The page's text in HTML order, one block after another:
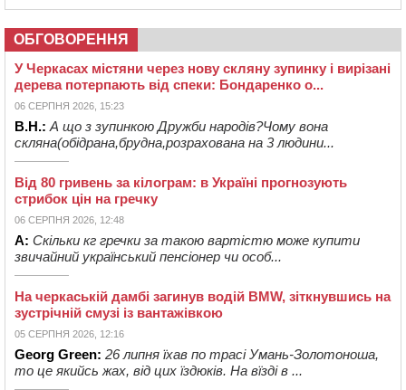
ОБГОВОРЕННЯ
У Черкасах містяни через нову скляну зупинку і вирізані
дерева потерпають від спеки: Бондаренко о...
06 СЕРПНЯ 2026, 15:23
В.Н.: А що з зупинкою Дружби народів?Чому вона
скляна(обідрана,брудна,розрахована на 3 людини...
Від 80 гривень за кілограм: в Україні прогнозують
стрибок цін на гречку
06 СЕРПНЯ 2026, 12:48
А: Скільки кг гречки за такою вартістю може купити
звичайний український пенсіонер чи особ...
На черкаській дамбі загинув водій BMW, зіткнувшись на
зустрічній смузі із вантажівкою
05 СЕРПНЯ 2026, 12:16
Georg Green: 26 липня їхав по трасі Умань-Золотоноша,
то це якийсь жах, від цих їздюків. На вїзді в ...